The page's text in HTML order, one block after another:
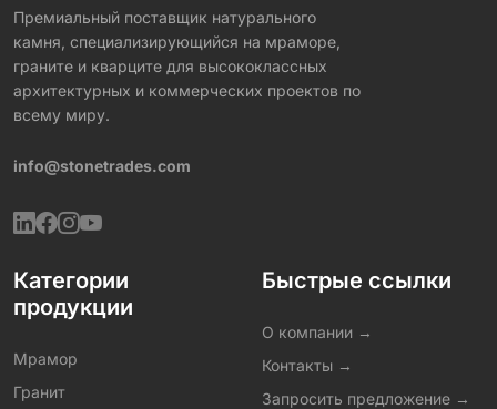
Премиальный поставщик натурального
камня, специализирующийся на мраморе,
граните и кварците для высококлассных
архитектурных и коммерческих проектов по
всему миру.
info@stonetrades.com
Категории
продукции
Мрамор
Гранит
Быстрые ссылки
О компании →
Контакты →
Запросить предложение →